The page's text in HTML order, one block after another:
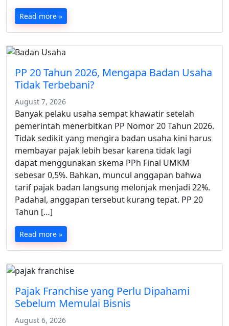
Read more »
PP 20 Tahun 2026, Mengapa Badan Usaha
Tidak Terbebani?
August 7, 2026
Banyak pelaku usaha sempat khawatir setelah
pemerintah menerbitkan PP Nomor 20 Tahun 2026.
Tidak sedikit yang mengira badan usaha kini harus
membayar pajak lebih besar karena tidak lagi
dapat menggunakan skema PPh Final UMKM
sebesar 0,5%. Bahkan, muncul anggapan bahwa
tarif pajak badan langsung melonjak menjadi 22%.
Padahal, anggapan tersebut kurang tepat. PP 20
Tahun […]
Read more »
Pajak Franchise yang Perlu Dipahami
Sebelum Memulai Bisnis
August 6, 2026